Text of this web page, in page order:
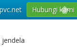
Hubungi kami